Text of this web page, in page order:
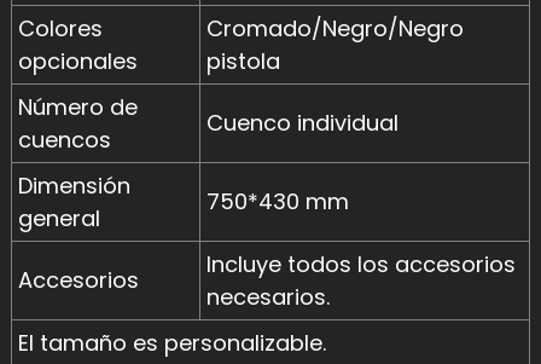
Colores
opcionales
Cromado/Negro/Negro
pistola
Número de
cuencos
Cuenco individual
Dimensión
general
750*430 mm
Accesorios
Incluye todos los accesorios
necesarios.
El tamaño es personalizable.